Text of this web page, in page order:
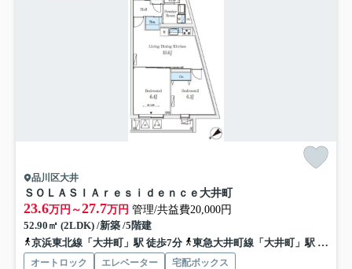
品川区大井
ＳＯＬＡＳＩＡｒｅｓｉｄｅｎｃｅ大井町
23.6万円～27.7万円 管理/共益費20,000円
52.90㎡ (2LDK) /新築 /5階建
京浜東北線「大井町」駅 徒歩7分
東急大井町線「大井町」駅 徒歩8分
オートロック エレベーター
宅配ボックス